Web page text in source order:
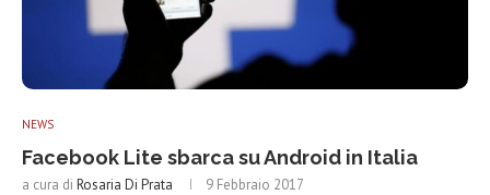
NEWS
Facebook Lite sbarca su Android in Italia
a cura di Rosaria Di Prata 9 Febbraio 2017